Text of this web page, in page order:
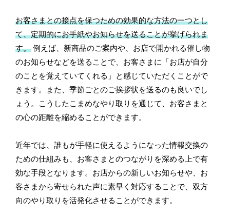
お客さまとの接点を保つための効果的な方法の一つとし
て、定期的にお手紙やお知らせを送ることが挙げられま
す。 例えば、新商品のご案内や、お店で開かれる催し物
のお知らせなどを送ることで、お客さまに「お店が自分
のことを覚えていてくれる」と感じていただくことがで
きます。また、季節ごとのご挨拶状を送るのも良いでし
ょう。こうしたこまめなやり取りを通じて、お客さまと
の心の距離を縮めることができます。
近年では、誰もが手軽に使えるようになった情報交換の
ための仕組みも、お客さまとのつながりを深める上で有
効な手段となります。お店からの新しいお知らせや、お
客さまから寄せられた声に素早く対応することで、双方
向のやり取りを活発化させることができます。